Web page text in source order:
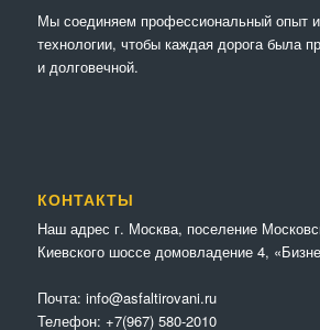
Мы соединяем профессиональный опыт
технологии, чтобы каждая дорога была
и долговечной.
КОНТАКТЫ
Наш адрес г. Москва, поселение
Киевского шоссе домовладение 4,
Почта: info@asfaltirovani.ru
Телефон: +7(967) 580-2010